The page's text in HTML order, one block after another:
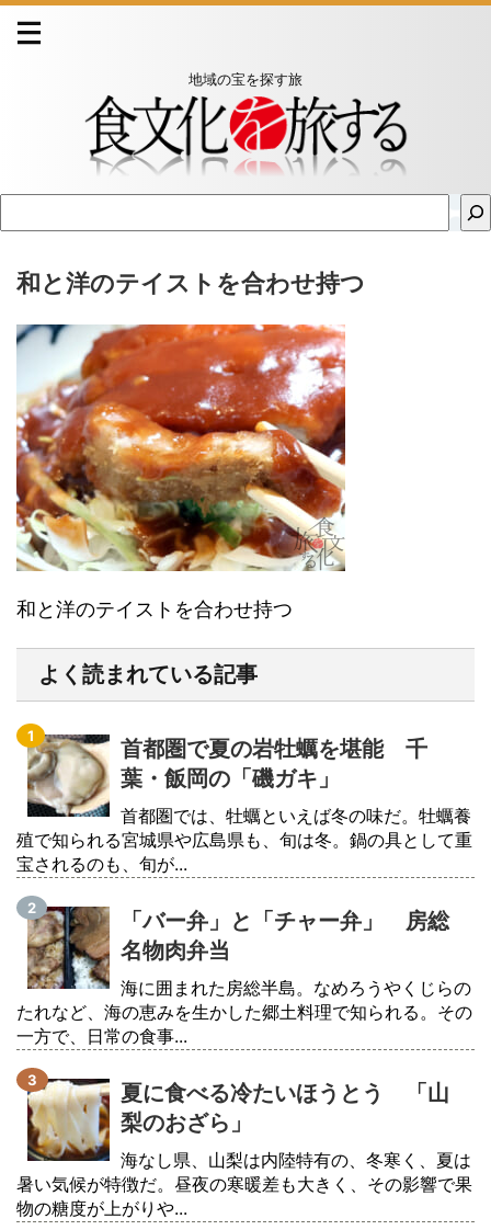
地域の宝を探す旅
和と洋のテイストを合わせ持つ
和と洋のテイストを合わせ持つ
よく読まれている記事
首都圏で夏の岩牡蠣を堪能 千
葉・飯岡の「磯ガキ」
首都圏では、牡蠣といえば冬の味だ。牡蠣養
殖で知られる宮城県や広島県も、旬は冬。鍋の具として重
宝されるのも、旬が...
「バー弁」と「チャー弁」 房総
名物肉弁当
海に囲まれた房総半島。なめろうやくじらの
たれなど、海の恵みを生かした郷土料理で知られる。その
一方で、日常の食事...
夏に食べる冷たいほうとう 「山
梨のおざら」
海なし県、山梨は内陸特有の、冬寒く、夏は
暑い気候が特徴だ。昼夜の寒暖差も大きく、その影響で果
物の糖度が上がりや...